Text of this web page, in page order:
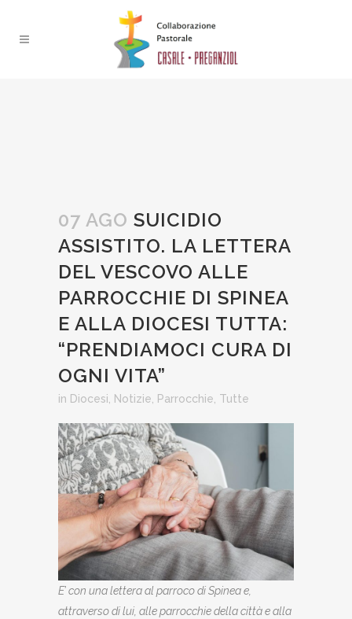
07 AGO SUICIDIO
ASSISTITO. LA LETTERA
DEL VESCOVO ALLE
PARROCCHIE DI SPINEA
E ALLA DIOCESI TUTTA:
“PRENDIAMOCI CURA DI
OGNI VITA”
in Diocesi Notizie Parrocchie Tutte
E’ con una lettera al parroco di Spinea e,
attraverso di lui, alle parrocchie della città e alla